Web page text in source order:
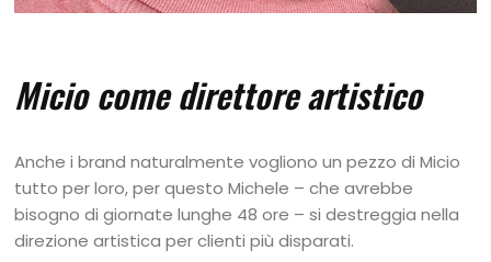
Micio come direttore artistico
Anche i brand naturalmente vogliono un pezzo di Micio
tutto per loro, per questo Michele – che avrebbe
bisogno di giornate lunghe 48 ore – si destreggia nella
direzione artistica per clienti più disparati.